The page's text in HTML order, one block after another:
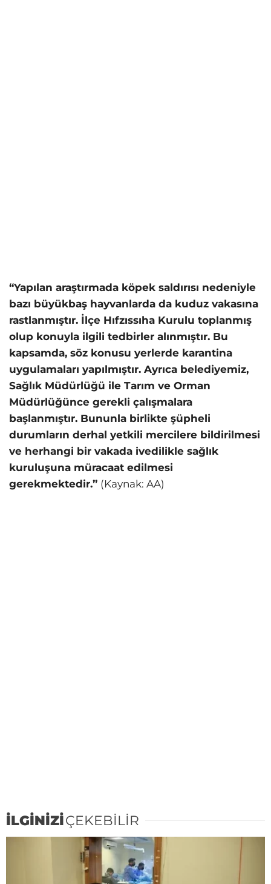
“Yapılan araştırmada köpek saldırısı nedeniyle
bazı büyükbaş hayvanlarda da kuduz vakasına
rastlanmıştır. İlçe Hıfzıssıha Kurulu toplanmış
olup konuyla ilgili tedbirler alınmıştır. Bu
kapsamda, söz konusu yerlerde karantina
uygulamaları yapılmıştır. Ayrıca belediyemiz,
Sağlık Müdürlüğü ile Tarım ve Orman
Müdürlüğünce gerekli çalışmalara
başlanmıştır. Bununla birlikte şüpheli
durumların derhal yetkili mercilere bildirilmesi
ve herhangi bir vakada ivedilikle sağlık
kuruluşuna müracaat edilmesi
gerekmektedir.” (Kaynak: AA)
İLGİNİZİÇEKEBİLİR